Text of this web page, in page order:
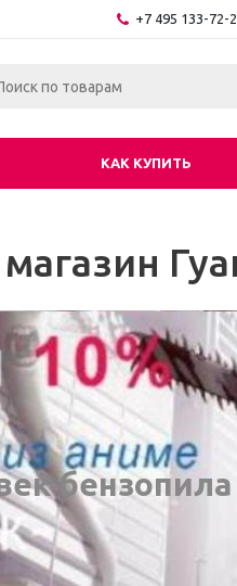
+7 495 133-72-
КАК КУПИТЬ
бензопила